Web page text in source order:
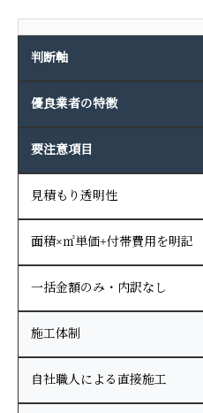
判断軸
優良業者の特徴
要注意項目
見積もり透明性
面積×㎡単価+付帯費用を明記
一括金額のみ・内訳なし
施工体制
自社職人による直接施工